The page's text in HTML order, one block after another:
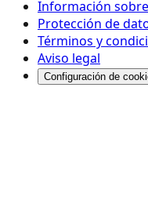
Información
Protección de
Términos y
Aviso legal
Configuración de